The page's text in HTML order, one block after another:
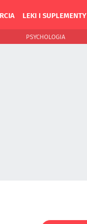
LEKI I SUPLEMENTY
PSYCHOLOGIA